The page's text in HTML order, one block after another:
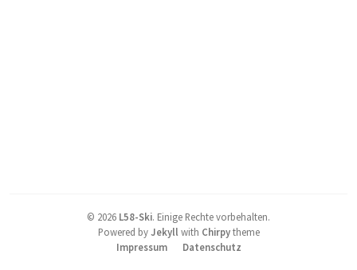
© 2026 L58-Ski. Einige Rechte vorbehalten.
Powered byJekyll with Chirpytheme
Impressum
Datenschutz